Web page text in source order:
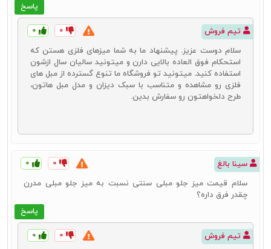
پاسخ
تیم فروش ۰ ۰
سلام دوست عزیز. پیشنهاد ما به شما میزهای فلزی هستن که
استحکام فوق العاده بالایی دارن و میتونید سالیان سال ازشون
استفاده کنید. میتونید تو فروشگاه ما تنوع گسترده از مبل های
فلزی رو مشاهده و متناسب با سبک دیزان و مدل مبل هاتون،
طرح دلخواهتون رو سفارش بدین.
سینا بالغ ۰ ۰
پاسخ
سلام قیمت میز جلو مبلی سنتی نسبت به میز جلو مبلی مدرن
چقدر فرق داره؟
تیم فروش ۰ ۰